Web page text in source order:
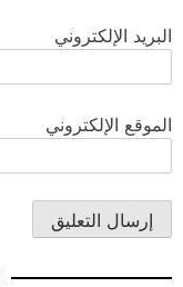
البريد الإلكتروني
الموقع الإلكتروني